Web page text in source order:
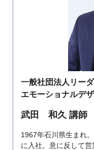
一般社団法人リー
エモーショナルデ
武田 和久 講師
1967年石川県生まれ
に入社。意に反して